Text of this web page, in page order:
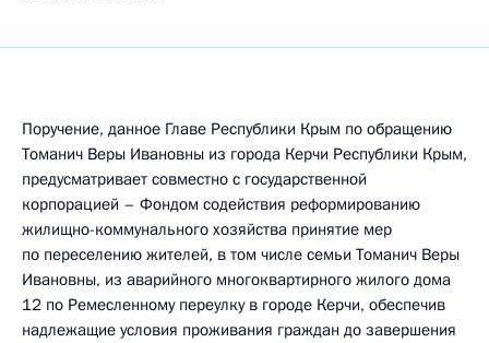
Поручение, данное Главе Республики Крым по обращению
Томанич Веры Ивановны из города Керчи Республики Крым,
предусматривает совместно с государственной
корпорацией – Фондом содействия реформированию
жилищно-коммунального хозяйства принятие мер
по переселению жителей, в том числе семьи Томанич Веры
Ивановны, из аварийного многоквартирного жилого дома
12 по Ремесленному переулку в городе Керчи, обеспечив
надлежащие условия проживания граждан до завершения